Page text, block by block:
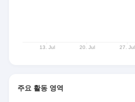
주요 활동 영역